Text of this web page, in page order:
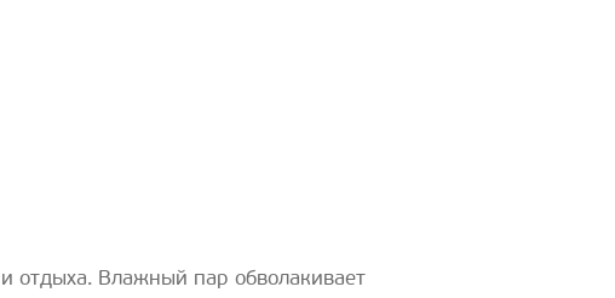
отдыха. Влажный пар обволакивает